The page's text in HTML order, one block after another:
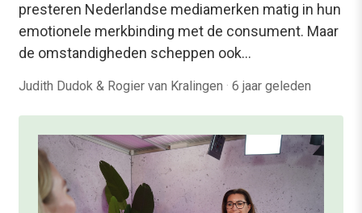
presteren Nederlandse mediamerken matig in hun
emotionele merkbinding met de consument. Maar
de omstandigheden scheppen ook…
Judith Dudok & Rogier van Kralingen · 6 jaar geleden